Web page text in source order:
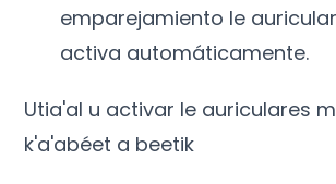
emparejamiento le
activa automáticamente.
Utia'al u activar le auriculares
k'a'abéet a beetik